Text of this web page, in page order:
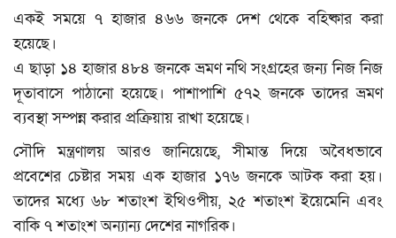
খেলাধুলা
বিনোদন
ক্যাম্পাস
লাইফস্টাইল
একই সময়ে ৭ হাজার ৪৬৬ জনকে দেশ থেকে বহিষ্কার করা
হয়েছে।
এ ছাড়া ১৪ হাজার ৪৮৪ জনকে ভ্রমণ নথি সংগ্রহের জন্য নিজ নিজ
দূতাবাসে পাঠানো হয়েছে। পাশাপাশি ৫৭২ জনকে তাদের ভ্রমণ
ব্যবস্থা সম্পন্ন করার প্রক্রিয়ায় রাখা হয়েছে।
সৌদি মন্ত্রণালয় আরও জানিয়েছে, সীমান্ত দিয়ে অবৈধভাবে
প্রবেশের চেষ্টার সময় এক হাজার ১৭৬ জনকে আটক করা হয়।
তাদের মধ্যে ৬৮ শতাংশ ইথিওপীয়, ২৫ শতাংশ ইয়েমেনি এবং
বাকি ৭ শতাংশ অন্যান্য দেশের নাগরিক।